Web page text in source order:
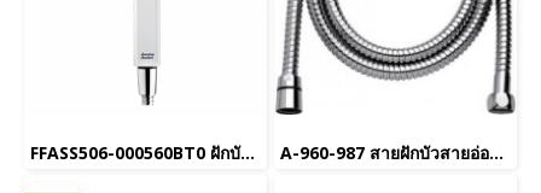
FFASS506-000560BT0 ฝักบัวสายอ่อน 1 ฟังก์ชั่น พร้อมสายและขอแขวน รุ่น GENIE (สีชมพู) A-960-987 สายฝักบัวสายอ่อน ยาว 1.5 เมตร